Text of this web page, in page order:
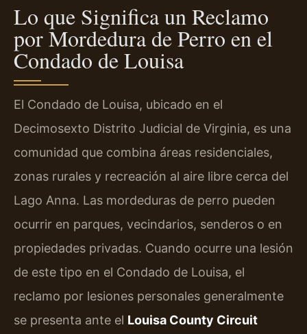
Lo que Significa un Reclamo
por Mordedura de Perro en el
Condado de Louisa
El Condado de Louisa, ubicado en el
Decimosexto Distrito Judicial de Virginia, es una
comunidad que combina áreas residenciales,
zonas rurales y recreación al aire libre cerca del
Lago Anna. Las mordeduras de perro pueden
ocurrir en parques, vecindarios, senderos o en
propiedades privadas. Cuando ocurre una lesión
de este tipo en el Condado de Louisa, el
reclamo por lesiones personales generalmente
se presenta ante el Louisa County Circuit